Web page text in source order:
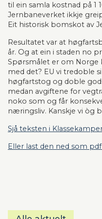
til ein samla kostnad på 1
Jernbaneverket ikkje
Eit historisk bomskot av
Resultatet var at
år. Og at ein i staden no
Spørsmålet er om Norge
med det? EU vi tredoble
høgfartstog og doble
medan avgiftene for
noko som og får
næringsliv. Kanskje vi òg
Sjå teksten i
Eller last den ned som